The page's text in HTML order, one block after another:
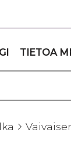
TIETOA